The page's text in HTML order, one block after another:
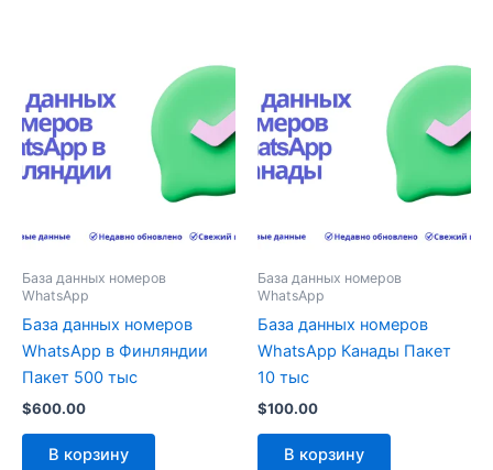
База данных номеров
WhatsApp
База данных номеров
WhatsApp в Финляндии
Пакет 500 тыс
$600.00
В корзину
База данных номеров
WhatsApp
База данных номеров
WhatsApp Канады Пакет
10 тыс
$100.00
В корзину